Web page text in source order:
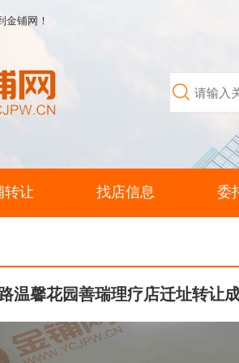
金铺网！
转让 找店信息 委
温馨花园善瑞理疗店迁址转让